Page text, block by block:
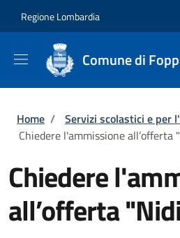
Regione Lombardia
Comune di
Briciole di pane
Home / Servizi scolastici e per
Chiedere l'ammissione all’offerta
Chiedere
all’offerta